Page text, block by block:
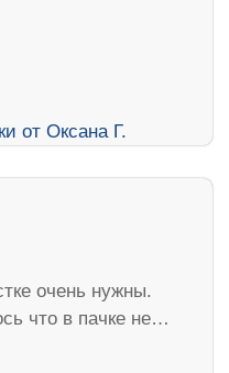
очень нужны.
что в пачке не…